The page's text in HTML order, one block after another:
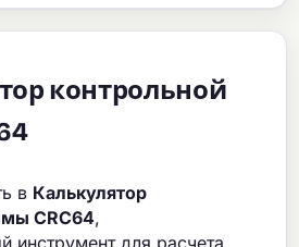
контрольной
в Калькулятор
CRC64,